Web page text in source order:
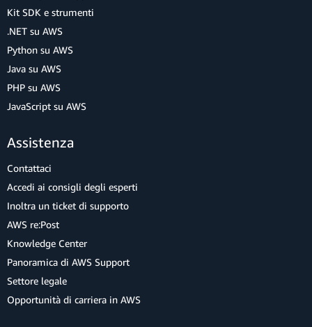
Kit SDK e strumenti
.NET su AWS
Python su AWS
Java su AWS
PHP su AWS
JavaScript su AWS
Assistenza
Contattaci
Accedi ai consigli degli esperti
Inoltra un ticket di supporto
AWS re:Post
Knowledge Center
Panoramica di AWS Support
Settore legale
Opportunità di carriera in AWS